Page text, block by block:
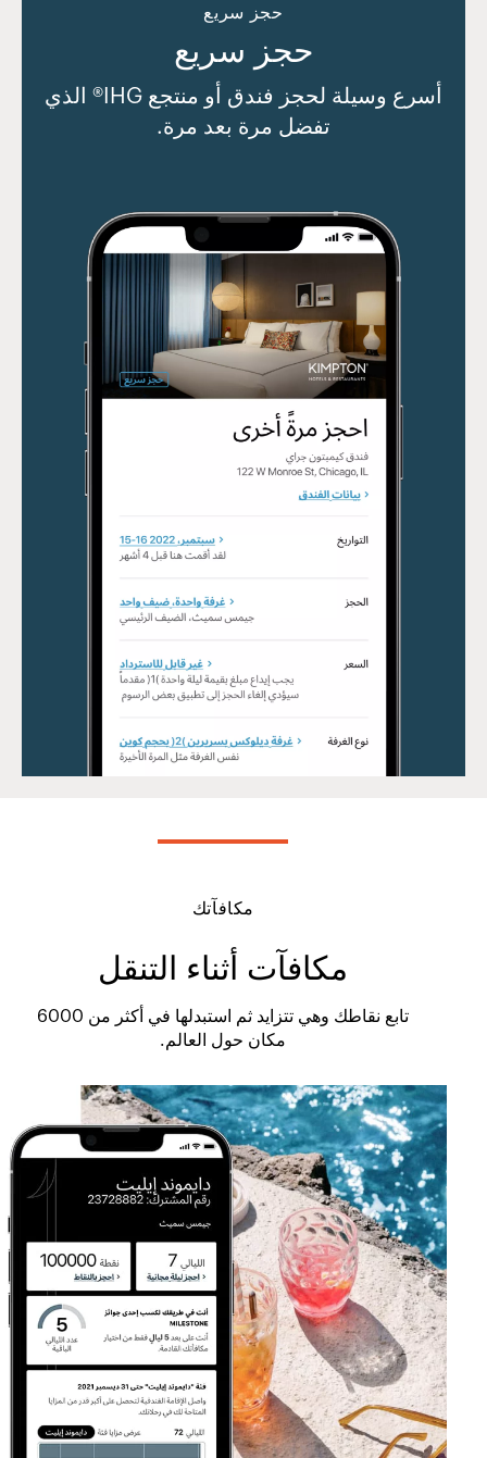
حجز سريع
حجز سريع
أسرع وسيلة لحجز فندق أو منتجع IHG® الذي
تفضل مرة بعد مرة.
مكافآتك
مكافآت أثناء التنقل
تابع نقاطك وهي تتزايد ثم استبدلها في أكثر من 6000
مكان حول العالم.